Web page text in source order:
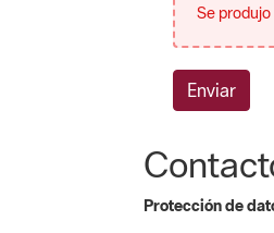
Se
Enviar
Protección de